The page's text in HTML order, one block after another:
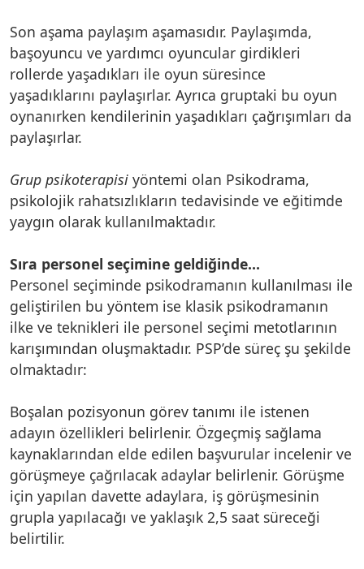
Son aşama paylaşım aşamasıdır. Paylaşımda,
başoyuncu ve yardımcı oyuncular girdikleri
rollerde yaşadıkları ile oyun süresince
yaşadıklarını paylaşırlar. Ayrıca gruptaki bu oyun
oynanırken kendilerinin yaşadıkları çağrışımları da
paylaşırlar.
Grup psikoterapisi yöntemi olan Psikodrama,
psikolojik rahatsızlıkların tedavisinde ve eğitimde
yaygın olarak kullanılmaktadır.
Sıra personel seçimine geldiğinde…
Personel seçiminde psikodramanın kullanılması ile
geliştirilen bu yöntem ise klasik psikodramanın
ilke ve teknikleri ile personel seçimi metotlarının
karışımından oluşmaktadır. PSP’de süreç şu şekilde
olmaktadır:
Boşalan pozisyonun görev tanımı ile istenen
adayın özellikleri belirlenir. Özgeçmiş sağlama
kaynaklarından elde edilen başvurular incelenir ve
görüşmeye çağrılacak adaylar belirlenir. Görüşme
için yapılan davette adaylara, iş görüşmesinin
grupla yapılacağı ve yaklaşık 2,5 saat süreceği
belirtilir.